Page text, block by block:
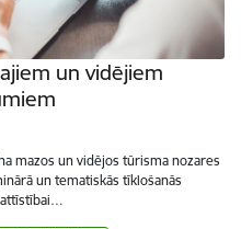
un vidējiem
mazos un vidējos tūrisma nozares
un tematiskās tīklošanās
attīstībai…